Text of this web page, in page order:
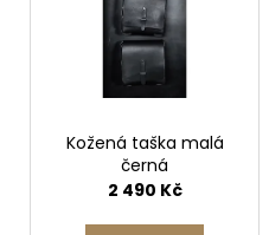
Kožená taška malá
černá
2 490 Kč